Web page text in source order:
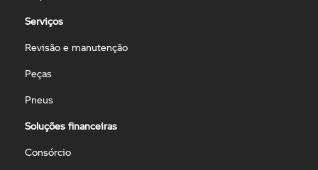
Serviços
Revisão e manutenção
Peças
Pneus
Soluções financeiras
Consórcio